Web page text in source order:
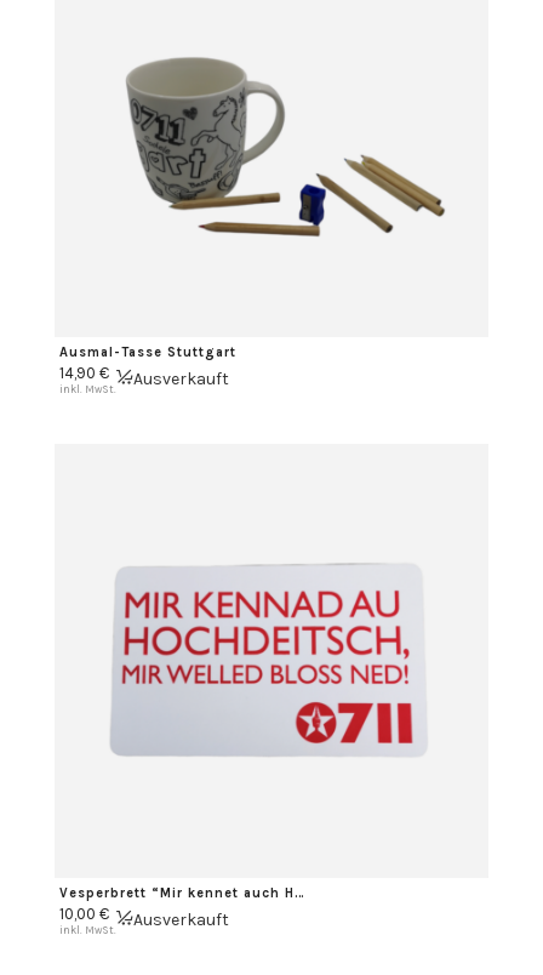
Ausmal-Tasse Stuttgart
14,90 €
inkl. MwSt. Ausverkauft
Vesperbrett “Mir kennet auch Hochdeitsch…”
10,00 €
inkl. MwSt. Ausverkauft